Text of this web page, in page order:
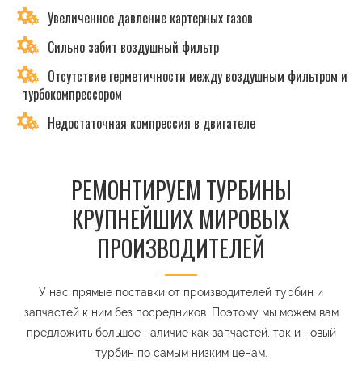
Увеличенное давление картерных газов
Сильно забит воздушный фильтр
Отсутствие герметичности между воздушным фильтром и
турбокомпрессором
Недостаточная компрессия в двигателе
РЕМОНТИРУЕМ ТУРБИНЫ
КРУПНЕЙШИХ МИРОВЫХ
ПРОИЗВОДИТЕЛЕЙ
У нас прямые поставки от производителей турбин и
запчастей к ним без посредников. Поэтому мы можем вам
предложить большое наличие как запчастей, так и новый
турбин по самым низким ценам.